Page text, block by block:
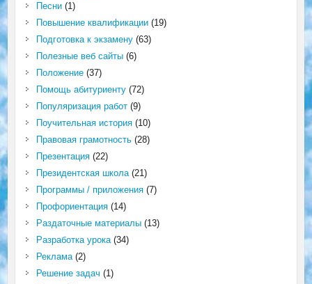
Песни(1)
Повышение квалификации(19)
Подготовка к экзамену(63)
Полезные веб сайты(6)
Положение(37)
Помощь абитуриенту(72)
Популяризация работ(9)
Поучительная история(10)
Правовая грамотность(28)
Презентация(22)
Президентская школа(21)
Программы / приложения(7)
Профориентация(14)
Раздаточные материалы(13)
Разработка урока(34)
Реклама(2)
Решение задач (1)